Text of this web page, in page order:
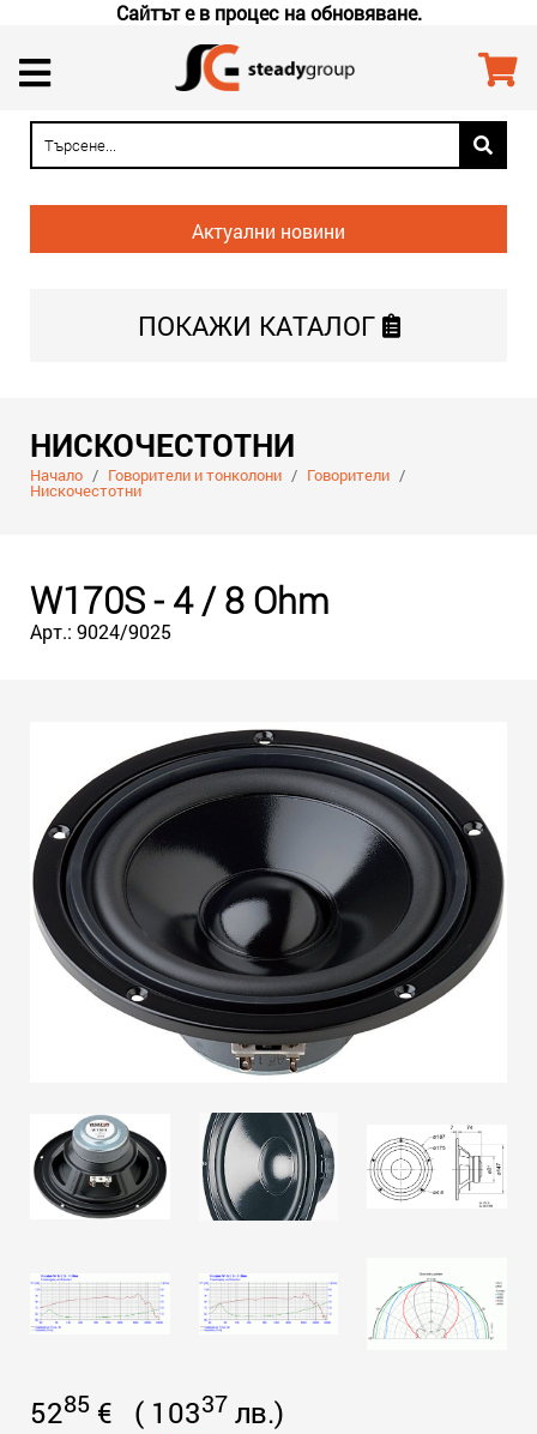
Сайтът е в процес на обновяване.
Актуални новини
ПОКАЖИ КАТАЛОГ
НИСКОЧЕСТОТНИ
Начало / Говорители и тонколони / Говорители /
Нискочестотни
W170S - 4 / 8 Ohm
Арт.: 9024/9025
5285 € ( 10337 лв.)